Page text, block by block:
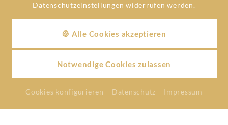
Datenschutzeinstellungen widerrufen werden.
🍪 Alle Cookies akzeptieren
Notwendige Cookies zulassen
Cookies konfigurieren Datenschutz Impressum
Respektvolles Miteinander Geregelte Arbeitszeiten
Dynamisches
Arbeitsumfeld